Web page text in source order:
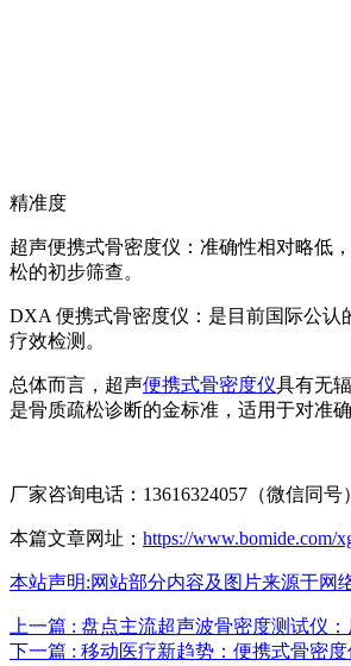
精准度
超声便携式骨密度仪：准确性相对略低
松的初步筛查。
DXA 便携式骨密度仪：是目前国际公认
疗效检测。
总体而言，超声便携式骨密度仪具有无
是骨质疏松诊断的金标准，适用于对准
厂家咨询电话：13616324057（微信同号）
本篇文章网址： https://www.bomide.com/
本站声明:网站部分内容及图片来源于网
上一篇 : 盘点主流超声波骨密度测试仪
下一篇 : 移动医疗新趋势：便携式骨密